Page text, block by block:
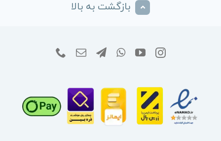
بازگشت به بالا